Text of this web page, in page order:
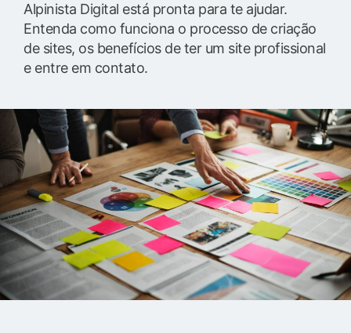
Alpinista Digital está pronta para te ajudar.
Entenda como funciona o processo de criação
de sites, os benefícios de ter um site profissional
e entre em contato.